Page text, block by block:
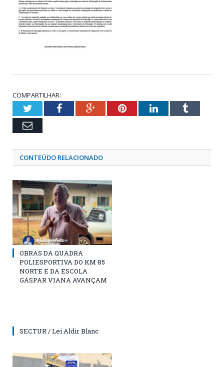
COMPARTILHAR:
TwitterFacebookGoogle+PinterestLinkedInTumblr
Email
CONTEÚDO RELACIONADO
OBRAS DA QUADRA
POLIESPORTIVA DO KM 85
NORTE E DA ESCOLA
GASPAR VIANA AVANÇAM
SECTUR / Lei Aldir Blanc